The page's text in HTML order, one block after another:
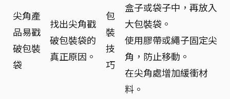
尖角產
品易戳
破包裝
袋
找出尖角戳
破包裝袋的
真正原因。
包
裝
技
巧
盒子或袋子中，再放入
大包裝袋。
使用膠帶或繩子固定尖
角，防止移動。
在尖角處增加緩衝材
料。